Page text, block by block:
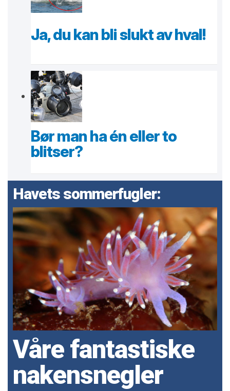
Ja, du kan bli slukt av hval!
Bør man ha én eller to
blitser?
Havets sommerfugler:
Våre fantastiske
nakensnegler